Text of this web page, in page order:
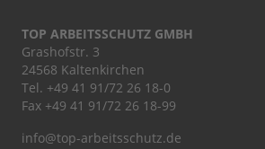
TOP ARBEITSSCHUTZ GMBH
Grashofstr. 3
24568 Kaltenkirchen
Tel. +49 41 91/72 26 18-0
Fax +49 41 91/72 26 18-99
info@top-arbeitsschutz.de